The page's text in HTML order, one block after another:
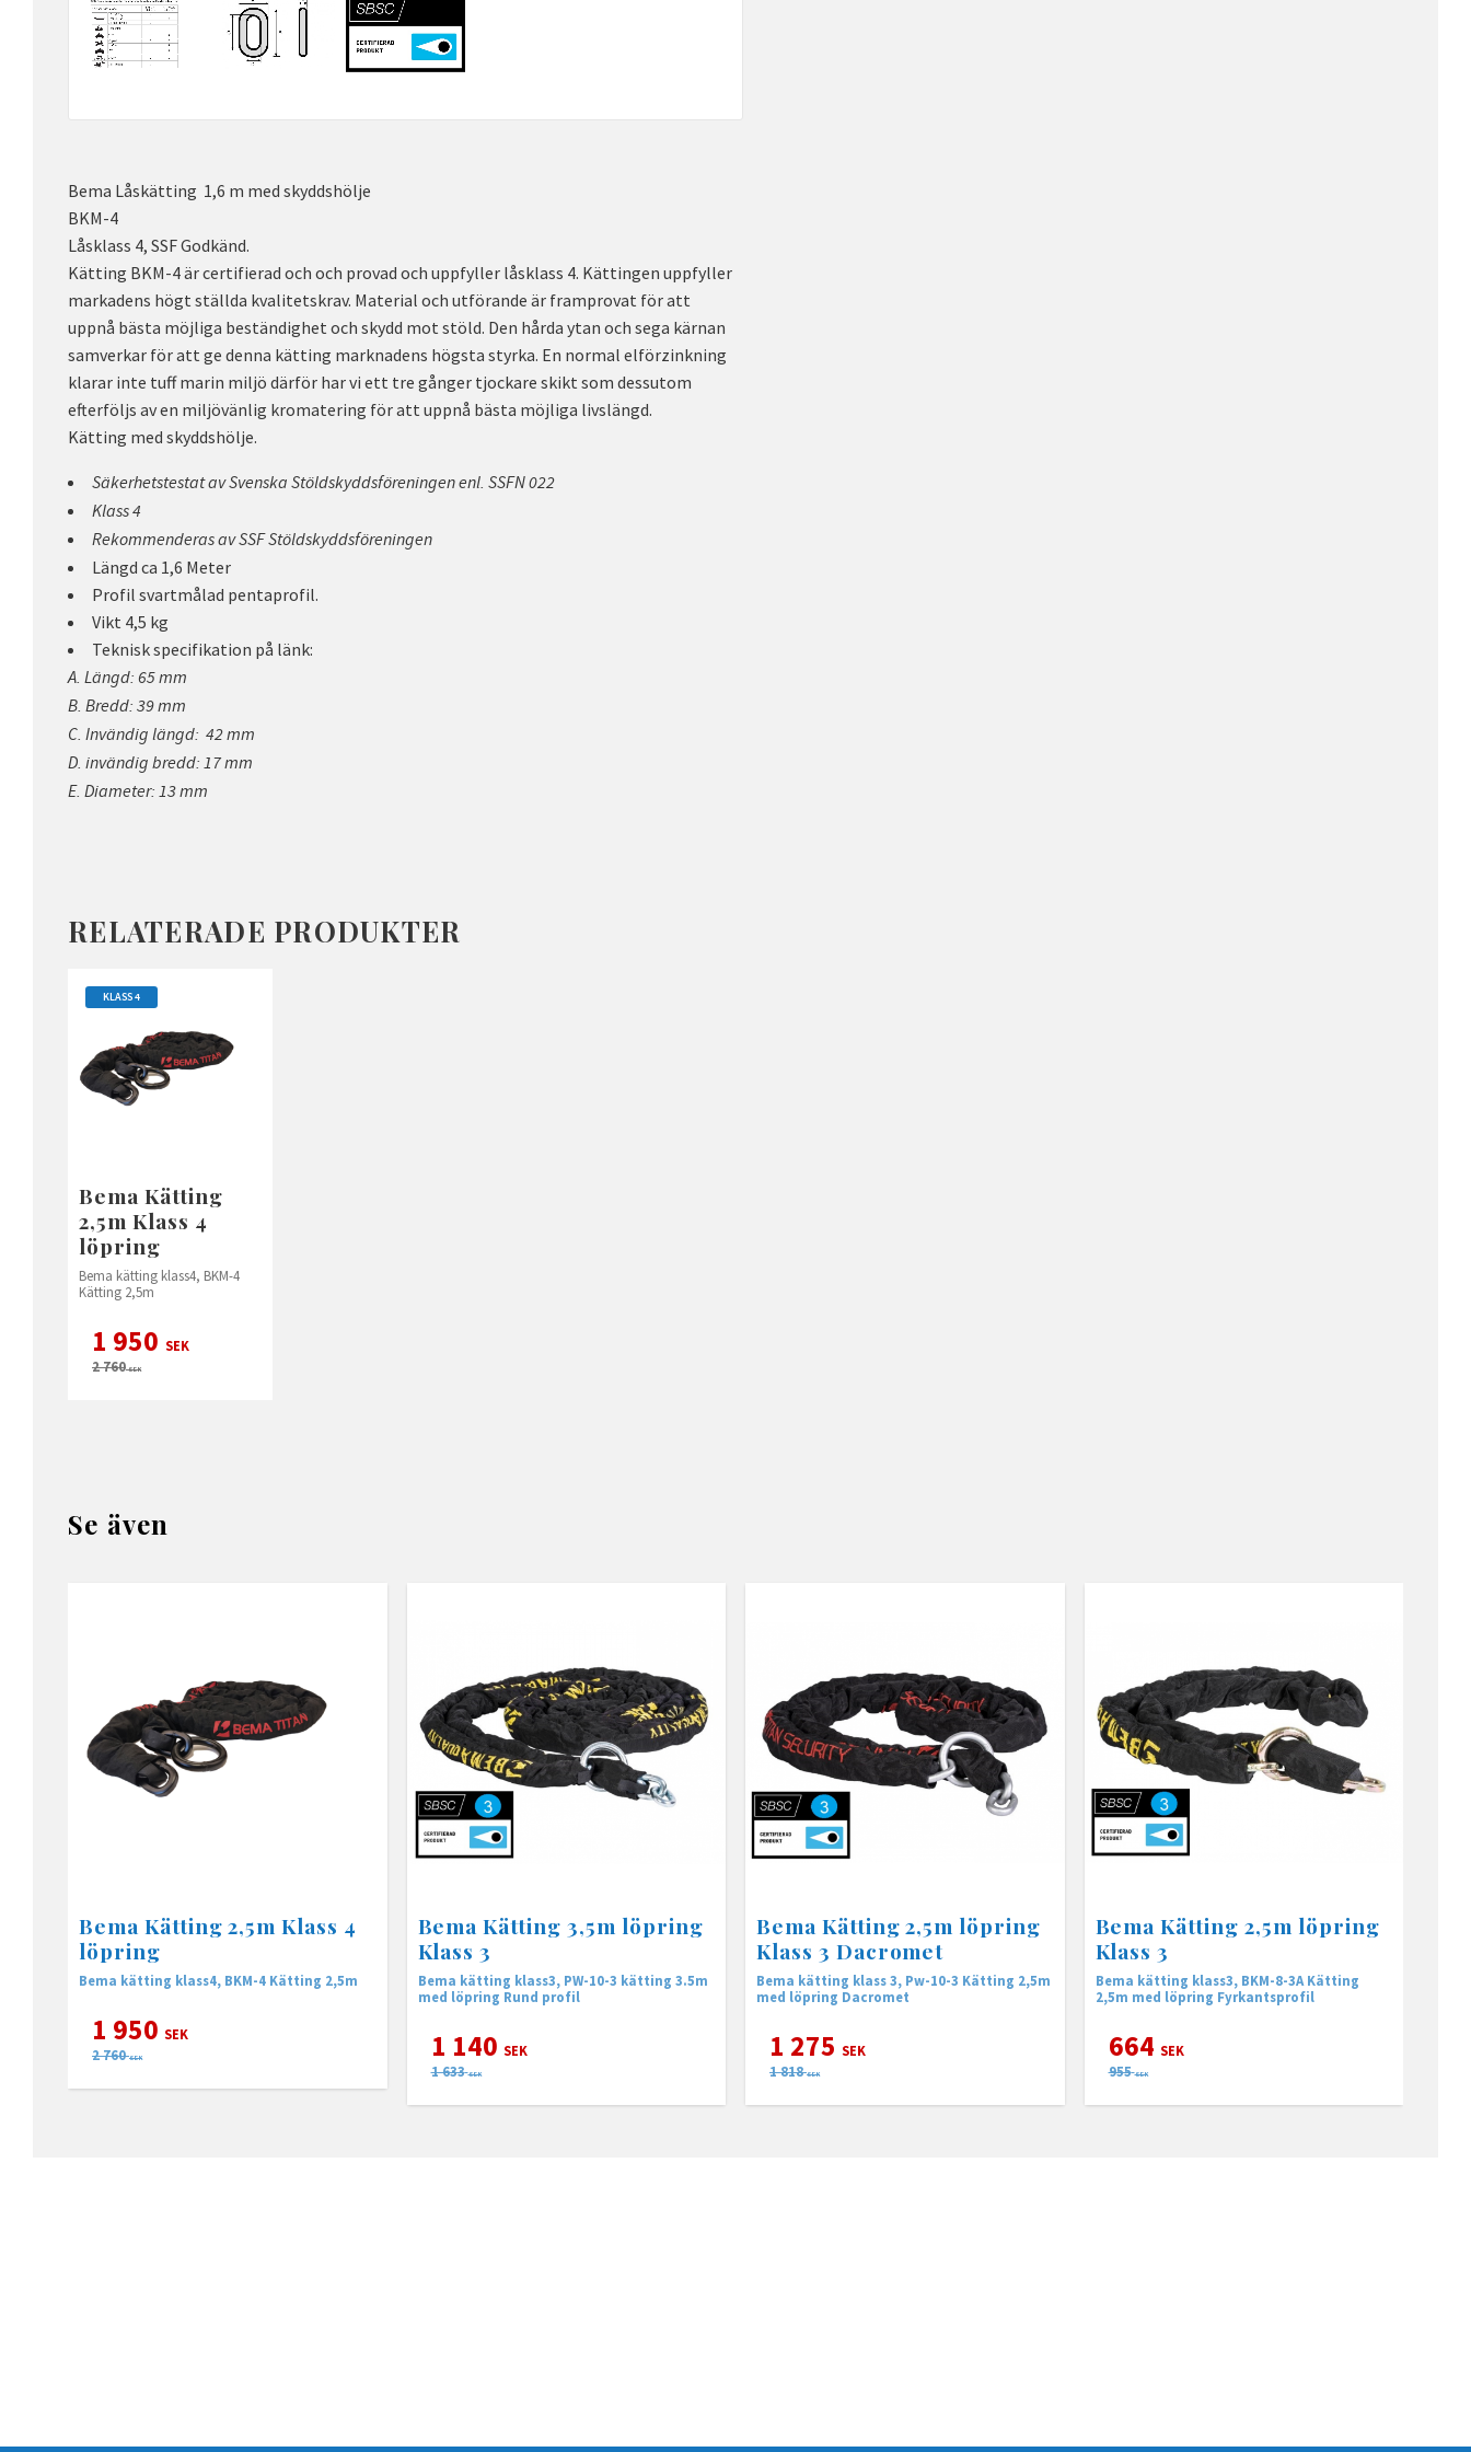
Bema Låskätting 1,6 m med skyddshölje
BKM-4
Låsklass 4, SSF Godkänd.
Kätting BKM-4 är certifierad och och provad och uppfyller låsklass 4. Kättingen uppfyller
markadens högt ställda kvalitetskrav. Material och utförande är framprovat för att
uppnå bästa möjliga beständighet och skydd mot stöld. Den hårda ytan och sega kärnan
samverkar för att ge denna kätting marknadens högsta styrka. En normal elförzinkning
klarar inte tuff marin miljö därför har vi ett tre gånger tjockare skikt som dessutom
efterföljs av en miljövänlig kromatering för att uppnå bästa möjliga livslängd.
Kätting med skyddshölje.
Säkerhetstestat av Svenska Stöldskyddsföreningen enl. SSFN 022
Klass 4
Rekommenderas av SSF Stöldskyddsföreningen
Längd ca 1,6 Meter
Profil svartmålad pentaprofil.
Vikt 4,5 kg
Teknisk specifikation på länk:
A. Längd: 65 mm
B. Bredd: 39 mm
C. Invändig längd: 42 mm
D. invändig bredd: 17 mm
E. Diameter: 13 mm
RELATERADE PRODUKTER
Bema Kätting
2,5m Klass 4
löpring
Bema kätting klass4, BKM-4
Kätting 2,5m
1 950 SEK
2 760SEK
KLASS 4
Se även
Bema Kätting 2,5m Klass 4
löpring
Bema kätting klass4, BKM-4 Kätting 2,5m
1 950 SEK
2 760 SEK
Bema Kätting 3,5m löpring
Klass 3
Bema kätting klass3, PW-10-3 kätting 3.5m
med löpring Rund profil
1 140 SEK
1 633 SEK
Bema Kätting 2,5m löpring
Klass 3 Dacromet
Bema kätting klass 3, Pw-10-3 Kätting 2,5m
med löpring Dacromet
1 275 SEK
1 818 SEK
Bema Kätting 2,5m löpring
Klass 3
Bema kätting klass3, BKM-8-3A Kätting
2,5m med löpring Fyrkantsprofil
664 SEK
955 SEK